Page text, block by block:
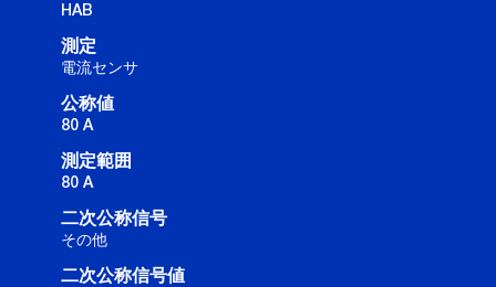
HAB
測定
電流センサ
公称値
80 A
測定範囲
80 A
二次公称信号
その他
二次公称信号値